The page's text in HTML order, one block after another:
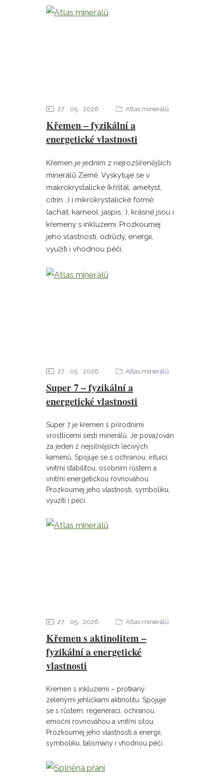
Křemen – fyzikální a
energetické vlastnosti
27 05 2026 Atlas minerálů
Křemen je jedním z nejrozšířenějších
minerálů Země. Vyskytuje se v
makrokrystalické (křišťál, ametyst,
citrín...) i mikrokrystalické formě
(achát, karneol, jaspis...), krásné jsou i
křemeny s inkluzemi. Prozkoumej
jeho vlastnosti, odrůdy, energii,
využití i vhodnou péči.
Super 7 – fyzikální a
energetické vlastnosti
27 05 2026 Atlas minerálů
Super 7 je křemen s přírodními
vrostlicemi šesti minerálů. Je považován
za jeden z nejsilnějších léčivých
kamenů. Spojuje se s ochranou, intuicí,
vnitřní stabilitou, osobním růstem a
vnitřní energetickou rovnováhou.
Prozkoumej jeho vlastnosti, symboliku,
využití i péči.
Křemen s aktinolitem –
fyzikální a energetické
vlastnosti
27 05 2026 Atlas minerálů
Křemen s inkluzemi – protkaný
zelenými jehličkami aktinolitu. Spojuje
se s růstem, regenerací, ochranou,
emoční rovnováhou a vnitřní silou.
Prozkoumej jeho vlastnosti a energii,
symboliku, talismany i vhodnou péči.